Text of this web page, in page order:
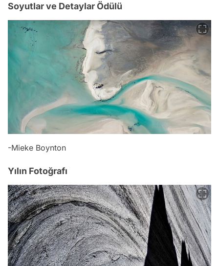
Soyutlar ve Detaylar Ödülü
-Mieke Boynton
Yılın Fotoğrafı